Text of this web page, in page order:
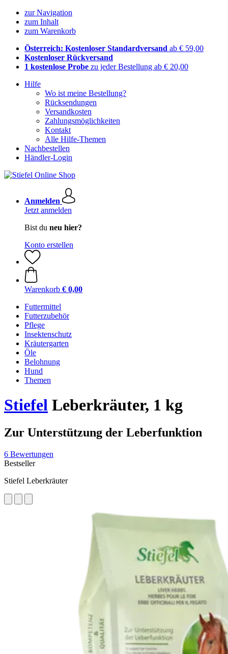
zur Navigation
zum Inhalt
zum Warenkorb
Österreich: Kostenloser Standardversand ab € 59,00
Kostenloser Rückversand
1 kostenlose Probe zu jeder Bestellung ab € 20,00
Hilfe
Wo ist meine Bestellung?
Rücksendungen
Versandkosten
Zahlungsmöglichkeiten
Kontakt
Alle Hilfe-Themen
Nachbestellen
Händler-Login
Anmelden
Jetzt anmelden
Bist du neu hier?
Konto erstellen
Warenkorb € 0,00
Futtermittel
Futterzubehör
Pflege
Insektenschutz
Kräutergarten
Öle
Belohnung
Hund
Themen
Stiefel Leberkräuter, 1 kg
Zur Unterstützung der Leberfunktion
6 Bewertungen
Bestseller
Stiefel Leberkräuter